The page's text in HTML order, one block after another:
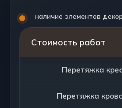
наличие элементов
Стоимость работ
Перетяжка
Перетяжка